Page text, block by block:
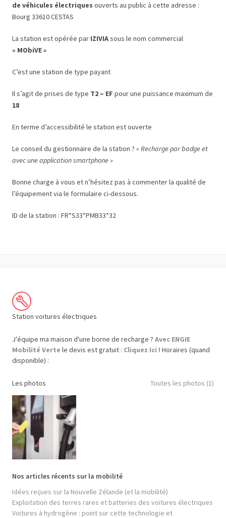
de véhicules électriques ouverts au public à cette adresse :
Bourg 33610 CESTAS
La station est opérée par IZIVIAsous le nom commercial
« MObiVE »
C’est une station de type payant
Il s’agit de prises de type T2 – EF pour une puissance maximum de
18
En terme d’accessibilité le station est ouverte
Le conseil du gestionnaire de la station ? « Recharge par badge et
avec une application smartphone »
Bonne charge à vous et n’hésitez pas à commenter la qualité de
l’équipement via le formulaire ci-dessous.
ID de la station : FR*S33*PMB33*32
Station voitures électriques
J’équipe ma maison d'une borne de recharge ? Avec ENGIE
Mobilité Verte le devis est gratuit : Cliquez Ici ! Horaires (quand
disponible) :
Les photos Toutes les photos (1)
Nos articles récents sur la mobilité
Idées reçues sur la Nouvelle Zélande (et la mobilité)
Exploitation des terres rares et batteries des voitures électriques
Voitures à hydrogène : point sur cette technologie et